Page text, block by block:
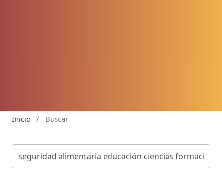
Inicio / Buscar